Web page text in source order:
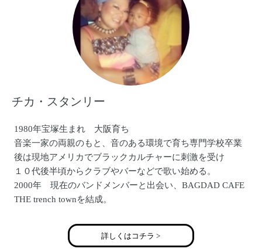
チカ・スタンリー
1980年宝塚生まれ 大阪育ち
音楽一家の両親のもと、音のある環境で育ち専門学校卒業
後は現地アメリカでブラックカルチャーに刺激を受け
１０代後半頃からクラブやバーなどで歌い始める。
2000年 現在のバンドメンバーと出会い、BAGDAD CAFE
THE trench townを結成。
法人サンフェイスと出会い、４年間障がいを持った子ども
達と関わり過ごす。
詳しくはコチラ >